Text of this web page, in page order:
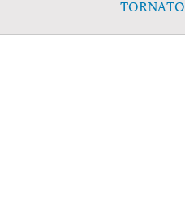
TORNATO